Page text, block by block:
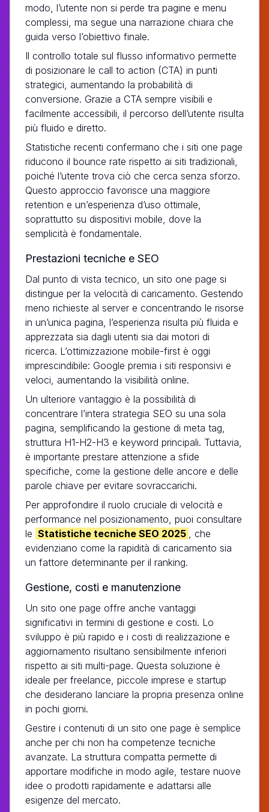
modo, l’utente non si perde tra pagine e menu
complessi, ma segue una narrazione chiara che
guida verso l’obiettivo finale.
Il controllo totale sul flusso informativo permette
di posizionare le call to action (CTA) in punti
strategici, aumentando la probabilità di
conversione. Grazie a CTA sempre visibili e
facilmente accessibili, il percorso dell’utente risulta
più fluido e diretto.
Statistiche recenti confermano che i siti one page
riducono il bounce rate rispetto ai siti tradizionali,
poiché l’utente trova ciò che cerca senza sforzo.
Questo approccio favorisce una maggiore
retention e un’esperienza d’uso ottimale,
soprattutto su dispositivi mobile, dove la
semplicità è fondamentale.
Prestazioni tecniche e SEO
Dal punto di vista tecnico, un sito one page si
distingue per la velocità di caricamento. Gestendo
meno richieste al server e concentrando le risorse
in un’unica pagina, l’esperienza risulta più fluida e
apprezzata sia dagli utenti sia dai motori di
ricerca. L’ottimizzazione mobile-first è oggi
imprescindibile: Google premia i siti responsivi e
veloci, aumentando la visibilità online.
Un ulteriore vantaggio è la possibilità di
concentrare l’intera strategia SEO su una sola
pagina, semplificando la gestione di meta tag,
struttura H1-H2-H3 e keyword principali. Tuttavia,
è importante prestare attenzione a sfide
specifiche, come la gestione delle ancore e delle
parole chiave per evitare sovraccarichi.
Per approfondire il ruolo cruciale di velocità e
performance nel posizionamento, puoi consultare
le Statistiche tecniche SEO 2025
, che
evidenziano come la rapidità di caricamento sia
un fattore determinante per il ranking.
Gestione, costi e manutenzione
Un sito one page offre anche vantaggi
significativi in termini di gestione e costi. Lo
sviluppo è più rapido e i costi di realizzazione e
aggiornamento risultano sensibilmente inferiori
rispetto ai siti multi-page. Questa soluzione è
ideale per freelance, piccole imprese e startup
che desiderano lanciare la propria presenza online
in pochi giorni.
Gestire i contenuti di un sito one page è semplice
anche per chi non ha competenze tecniche
avanzate. La struttura compatta permette di
apportare modifiche in modo agile, testare nuove
idee o prodotti rapidamente e adattarsi alle
esigenze del mercato.